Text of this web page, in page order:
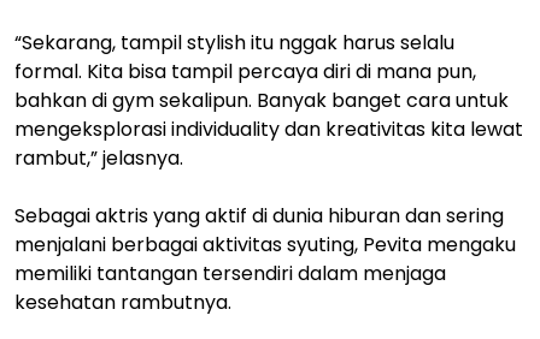
“Sekarang, tampil stylish itu nggak harus selalu
formal. Kita bisa tampil percaya diri di mana pun,
bahkan di gym sekalipun. Banyak banget cara untuk
mengeksplorasi individuality dan kreativitas kita lewat
rambut,” jelasnya.
Sebagai aktris yang aktif di dunia hiburan dan sering
menjalani berbagai aktivitas syuting, Pevita mengaku
memiliki tantangan tersendiri dalam menjaga
kesehatan rambutnya.